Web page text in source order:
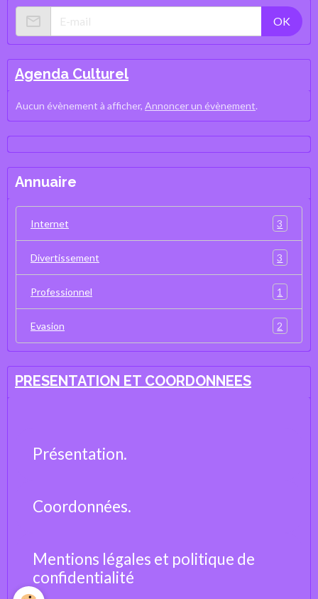
OK
Agenda Culturel
Aucun évènement à afficher, Annoncer un évènement.
Annuaire
Internet 3
Divertissement 3
Professionnel 1
Evasion 2
PRESENTATION ET COORDONNEES
Présentation.
Coordonnées.
Mentions légales et politique de
confidentialité